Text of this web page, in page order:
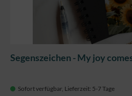
Segenszeichen - My joy
Sofort verfügbar, Lieferzeit: 5-7 Tage